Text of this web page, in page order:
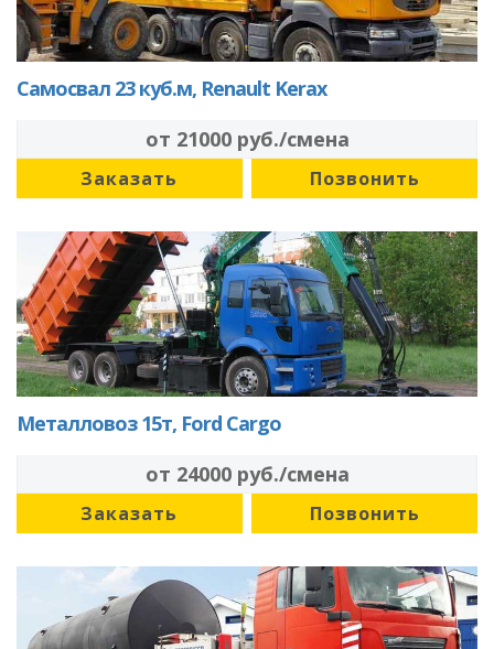
Самосвал 23 куб.м, Renault Kerax
от 21000 руб./смена
Заказать Позвонить
Металловоз 15т, Ford Cargo
от 24000 руб./смена
Заказать Позвонить